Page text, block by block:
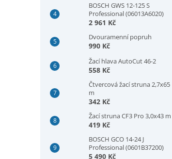
BOSCH GWS 12-125 S
Professional (06013A6020)
2 961 Kč
Dvouramenní popruh
990 Kč
Žací hlava AutoCut 46-2
558 Kč
Čtvercová žací struna 2,7x65
m
342 Kč
Žací struna CF3 Pro 3,0x43 m
419 Kč
BOSCH GCO 14-24 J
Professional (0601B37200)
5 490 Kč